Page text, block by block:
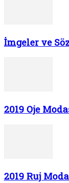
İmgeler ve
2019 Oje
2019 Ruj